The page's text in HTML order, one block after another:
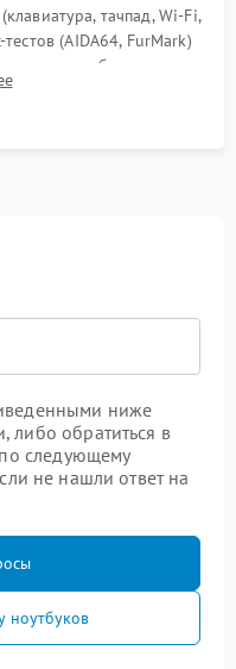
тачпад, Wi-Fi,
(AIDA64, FurMark)
и стабильности
нагрузкой.
ниже
либо обратиться в
следующему
не нашли ответ на
ноутбуков